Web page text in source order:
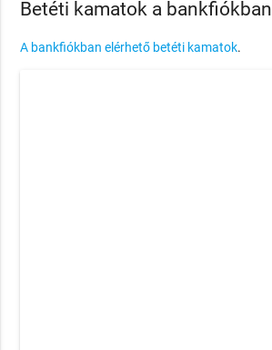
Betéti kamatok a bankfiókban
A bankfiókban elérhető betéti kamatok.